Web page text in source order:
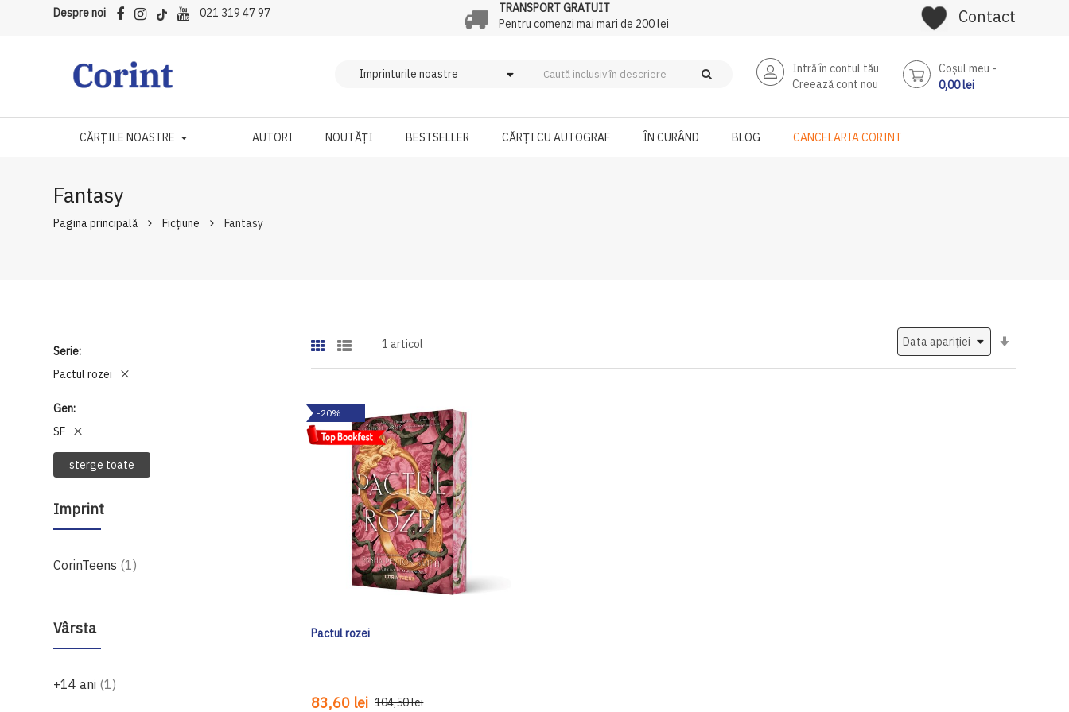
Despre noi 021 319 47 97
TRANSPORT GRATUIT
Pentru comenzi mai mari de 200 lei
Contact
Intră în contul tău
Creează cont nou
Coşul meu
0,00 lei
CĂRȚILE NOASTRE AUTORI NOUTĂȚI BESTSELLER CĂRȚI CU AUTOGRAF ÎN CURÂND BLOG CANCELARIA CORINT
Fantasy
Pagina principală Ficțiune Fantasy
Serie
Pactul rozei
Gen
SF
sterge toate
Imprint
CorinTeens 1produs
Vârsta
+14 ani 1produs
1 articol
-20%
Pactul rozei
83,60 lei 104,50 lei